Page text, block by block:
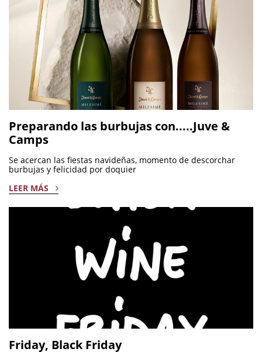
Preparando las burbujas con.....Juve &
Camps
Se acercan las fiestas navideñas, momento de descorchar
burbujas y felicidad por doquier
LEER MÁS
Friday, Black Friday